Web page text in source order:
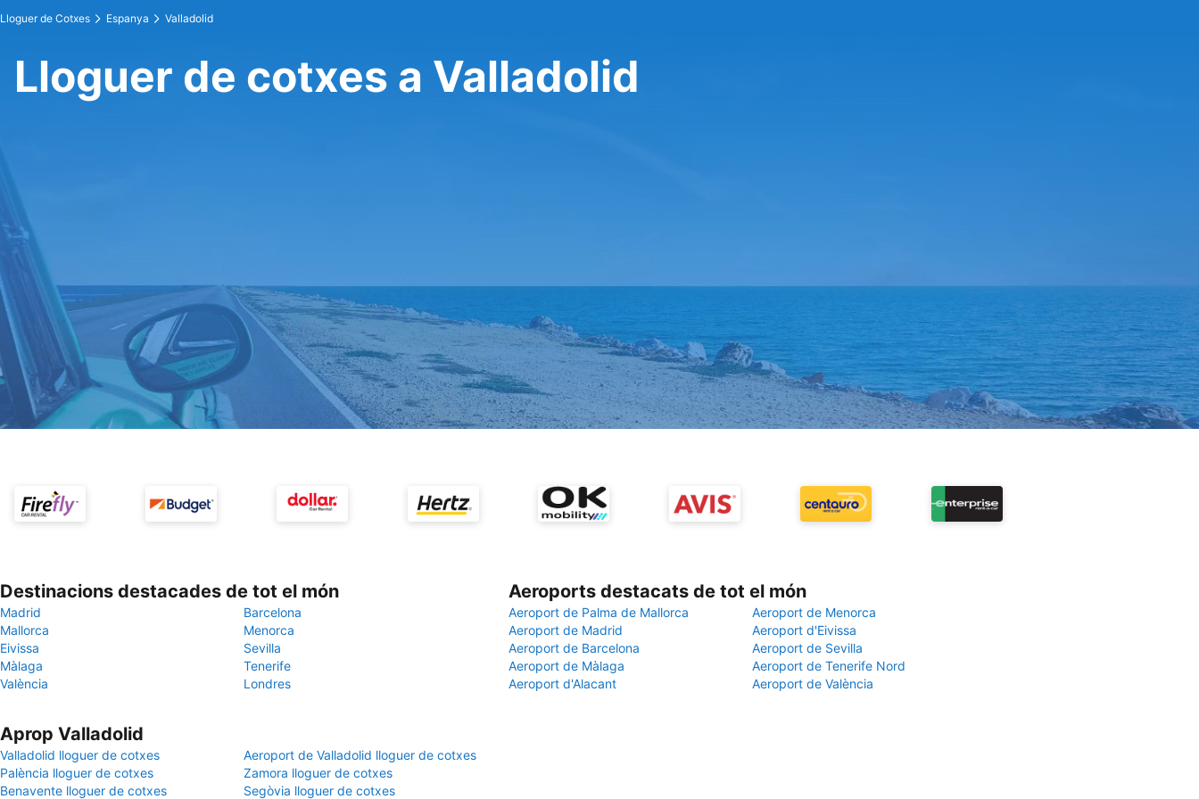
Lloguer de Cotxes Espanya Valladolid
Lloguer de cotxes a Valladolid
Destinacions destacades de tot el món
Madrid
Barcelona
Mallorca
Menorca
Eivissa
Sevilla
Màlaga
Tenerife
València
Londres
Aeroports destacats de tot el món
Aeroport de Palma de Mallorca
Aeroport de Menorca
Aeroport de Madrid
Aeroport d'Eivissa
Aeroport de Barcelona
Aeroport de Sevilla
Aeroport de Màlaga
Aeroport de Tenerife Nord
Aeroport d'Alacant
Aeroport de València
Aprop Valladolid
Valladolid lloguer de cotxes
Aeroport de Valladolid lloguer de cotxes
Palència lloguer de cotxes
Zamora lloguer de cotxes
Benavente lloguer de cotxes
Segòvia lloguer de cotxes